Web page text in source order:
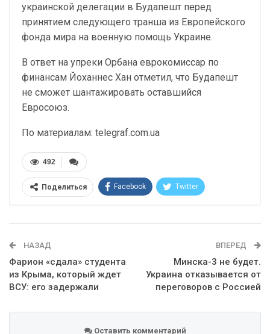
украинской делегации в Будапешт перед
принятием следующего транша из Европейского
фонда мира на военную помощь Украине.
В ответ на упреки Орбана еврокомиссар по
финансам Йоханнес Хан отметил, что Будапешт
не сможет шантажировать оставшийся
Евросоюз.
По материалам: telegraf.com.ua
492
Поделиться Facebook Twitter
НАЗАД
Фарион «сдала» студента
из Крыма, который ждет
ВСУ: его задержали
ВПЕРЕД
Минска-3 не будет.
Украина отказывается от
переговоров с Россией
Оставить комментарий